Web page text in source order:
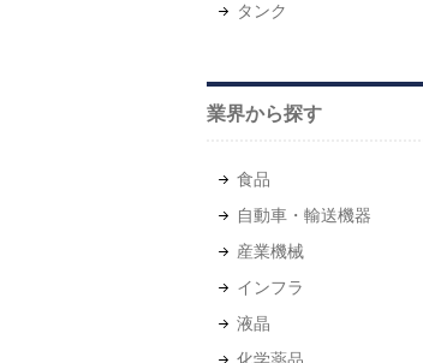
タンク
業界から探す
⾷品
自動車・輸送機器
産業機械
インフラ
液晶
化学薬品